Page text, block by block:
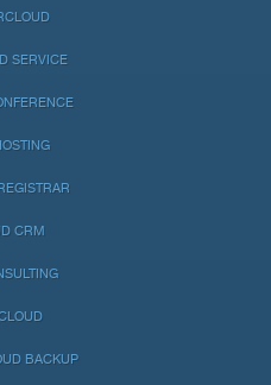
SERVICE
CRM
BACKUP